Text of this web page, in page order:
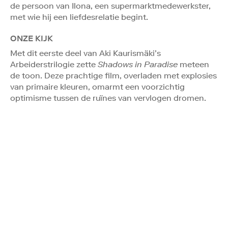
de persoon van Ilona, een supermarktmedewerkster,
met wie hij een liefdesrelatie begint.
ONZE KIJK
Met dit eerste deel van Aki Kaurismäki’s
Arbeiderstrilogie zette Shadows in Paradise meteen
de toon. Deze prachtige film, overladen met explosies
van primaire kleuren, omarmt een voorzichtig
optimisme tussen de ruïnes van vervlogen dromen.